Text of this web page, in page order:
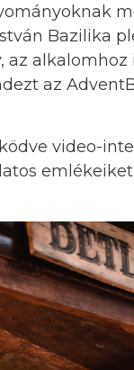
Bazilika
alkalomhoz
az
video-